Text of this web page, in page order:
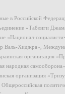
в Российской
«Таблиги
«Национал-
Валь-Хиджра»,
организация
народная
организация